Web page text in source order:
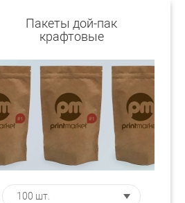
Пакеты дой-пак
крафтовые